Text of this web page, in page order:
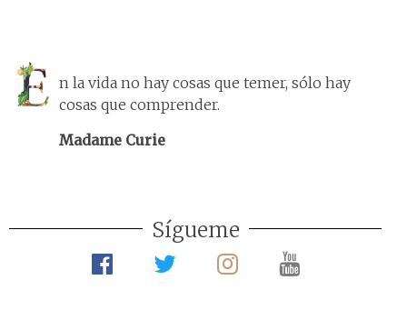
n la vida no hay cosas que temer, sólo hay
cosas que comprender.
Madame Curie
Sígueme